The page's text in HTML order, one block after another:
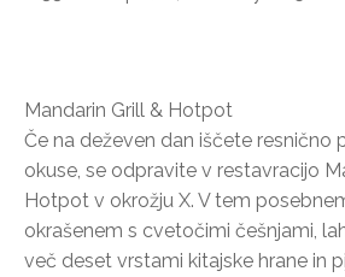
Mandarin Grill & Hotpot
Če na deževen dan iščete resnično
okuse, se odpravite v restavracijo
Hotpot v okrožju X. V tem
okrašenem s cvetočimi češnjami,
več deset vrstami kitajske hrane in